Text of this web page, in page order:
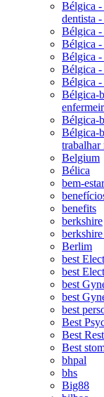
Bélgica -
dentista
Bélgica -
Bélgica -
Bélgica -
Bélgica -
Bélgica -
Bélgica-
Bélgica-
Bélgica-
trabalhar
Belgium
Bélica
bem-estar
benefits
berkshire
Berlim
best
best
best
best
best
Best
Best
Best
bhpal
bhs
Big88